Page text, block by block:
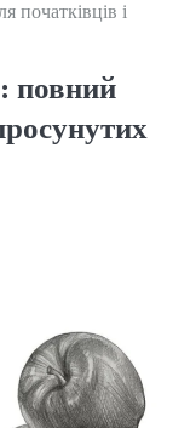
початківців і
повний